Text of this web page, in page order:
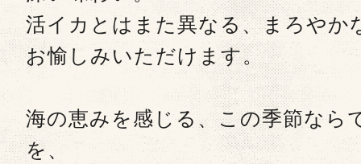
活イカとはまた異なる、まろやか
お愉しみいただけます。
海の恵みを感じる、この季節なら
を、